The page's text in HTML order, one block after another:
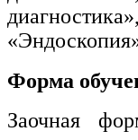
Форма
Заочная